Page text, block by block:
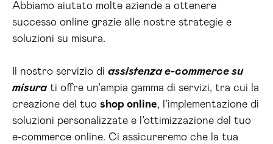
Abbiamo aiutato molte aziende a ottenere
successo online grazie alle nostre strategie e
soluzioni su misura.
Il nostro servizio di assistenza e-commerce su
misurati offre un’ampia gamma di servizi, tra cui la
creazione del tuo shop online, l’implementazione di
soluzioni personalizzate e l’ottimizzazione del tuo
e-commerce online. Ci assicureremo che la tua